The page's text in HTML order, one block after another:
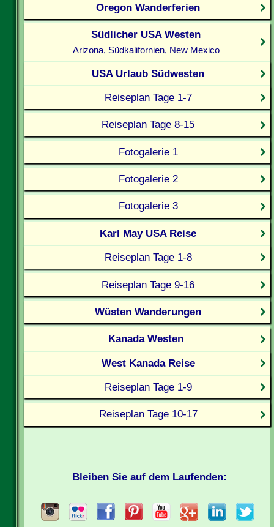
Oregon Wanderferien
Südlicher USA Westen
Arizona, Südkalifornien, New Mexico
USA Urlaub Südwesten
Reiseplan Tage 1-7
Reiseplan Tage 8-15
Fotogalerie 1
Fotogalerie 2
Fotogalerie 3
Karl May USA Reise
Reiseplan Tage 1-8
Reiseplan Tage 9-16
Wüsten Wanderungen
Kanada Westen
West Kanada Reise
Reiseplan Tage 1-9
Reiseplan Tage 10-17
Bleiben Sie auf dem Laufenden: